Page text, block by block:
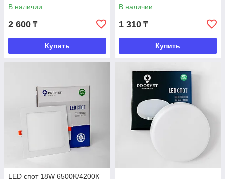
В наличии
2 600 ₸
Купить
В наличии
1 310 ₸
Купить
LED спот 18W 6500K/4200К